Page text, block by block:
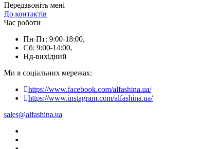
Передзвоніть мені
До контактів
Час роботи
Пн-Пт: 9:00-18:00,
Сб: 9:00-14:00,
Нд-вихідний
Ми в соціальних мережах:
https://www.facebook.com/alfashina.ua/
https://www.instagram.com/alfashina.ua/
sales@alfashina.ua